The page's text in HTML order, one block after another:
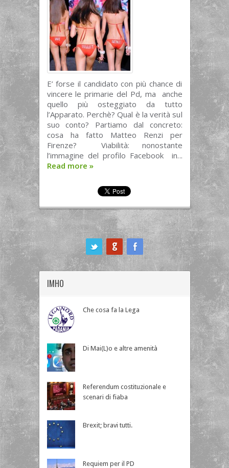
E’ forse il candidato con più chance di
vincere le primarie del Pd, ma anche
quello più osteggiato da tutto
l’Apparato. Perchè? Qual è la verità sul
suo conto? Partiamo dal concreto:
cosa ha fatto Matteo Renzi per
Firenze? Viabilità: nonostante
l’immagine del profilo Facebook in...
Read more »
IMHO
Che cosa fa la Lega
Di Mai(L)o e altre amenità
Referendum costituzionale e
scenari di fiaba
Brexit; bravi tutti.
Requiem per il PD